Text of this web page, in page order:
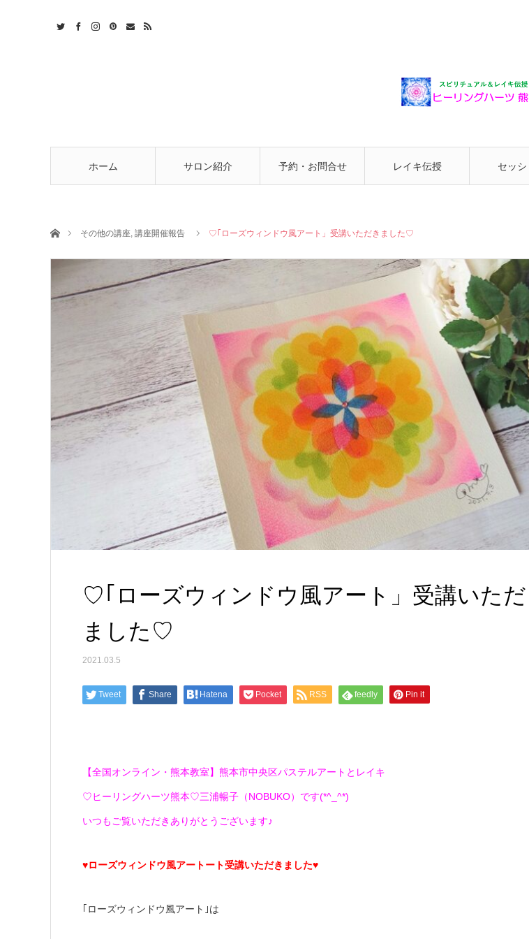
ホーム サロン紹介 予約・お問合せ レイキ伝授 セッシ
ホームその他の講座, 講座開催報告 ♡｢ローズウィンドウ風アート」受講いただきました♡
♡｢ローズウィンドウ風アート」受講いただ
ました♡
2021.03.5
Tweet Share Hatena Pocket RSS feedly Pin it
【全国オンライン・熊本教室】熊本市中央区パステルアートとレイキ
♡ヒーリングハーツ熊本♡三浦暢子（NOBUKO）です(*^_^*)
いつもご覧いただきありがとうございます♪
♥ローズウィンドウ風アートート受講いただきました♥
｢ローズウィンドウ風アート｣は